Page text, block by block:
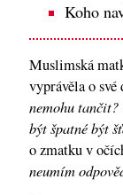
Koho
Muslimská
vyprávěla o své
nemohu tančit?
být špatné být
o zmatku v
neumím